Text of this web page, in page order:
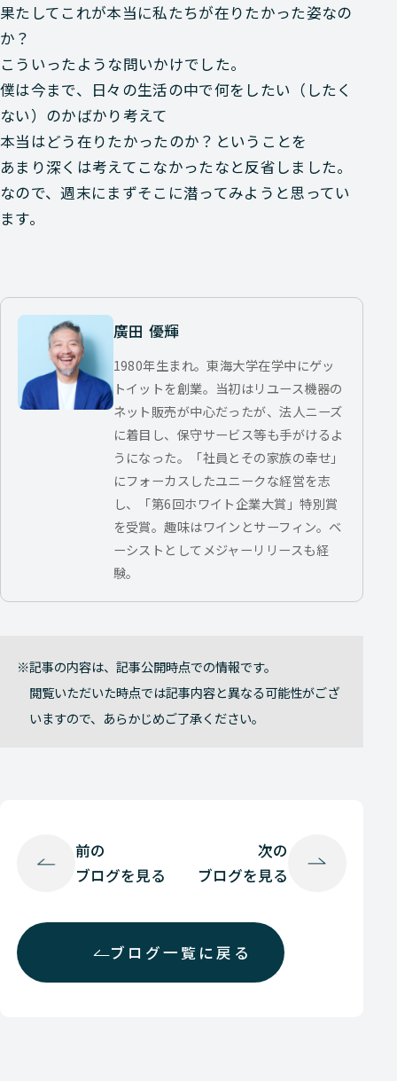
果たしてこれが本当に私たちが在りたかった姿なの
か？
こういったような問いかけでした。
僕は今まで、日々の生活の中で何をしたい（したく
ない）のかばかり考えて
本当はどう在りたかったのか？ということを
あまり深くは考えてこなかったなと反省しました。
なので、週末にまずそこに潜ってみようと思ってい
ます。
廣田 優輝
1980年生まれ。東海大学在学中にゲッ
トイットを創業。当初はリユース機器の
ネット販売が中心だったが、法人ニーズ
に着目し、保守サービス等も手がけるよ
うになった。「社員とその家族の幸せ」
にフォーカスしたユニークな経営を志
し、「第6回ホワイト企業大賞」特別賞
を受賞。趣味はワインとサーフィン。ベ
ーシストとしてメジャーリリースも経
験。
記事の内容は、記事公開時点での情報です。
閲覧いただいた時点では記事内容と異なる可能性がござ
いますので、あらかじめご了承ください。
前の
ブログを見る
ブログ一覧に戻る
次の
ブログを見る